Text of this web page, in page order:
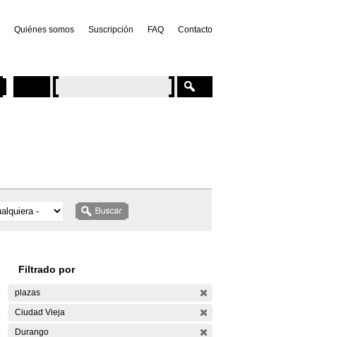
Quiénes somos Suscripción FAQ Contacto
Filtrado por
plazas
Ciudad Vieja
Durango